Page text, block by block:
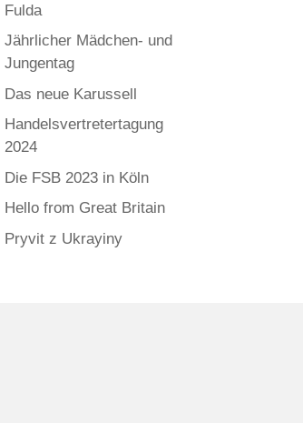
Fulda
Jährlicher Mädchen- und
Jungentag
Das neue Karussell
Handelsvertretertagung
2024
Die FSB 2023 in Köln
Hello from Great Britain
Pryvit z Ukrayiny